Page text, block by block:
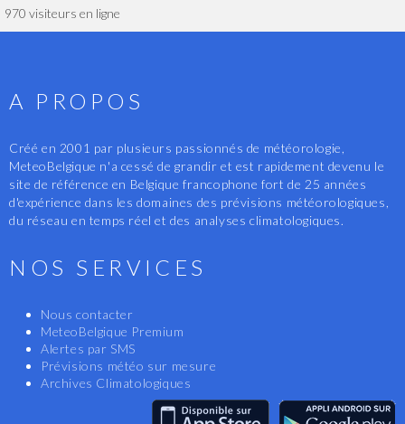
970 visiteurs en ligne
A PROPOS
Créé en 2001 par plusieurs passionnés de météorologie,
MeteoBelgique n'a cessé de grandir et est rapidement devenu le
site de référence en Belgique francophone fort de 25 années
d'expérience dans les domaines des prévisions météorologiques,
du réseau en temps réel et des analyses climatologiques.
NOS SERVICES
Nous contacter
MeteoBelgique Premium
Alertes par SMS
Prévisions météo sur mesure
Archives Climatologiques